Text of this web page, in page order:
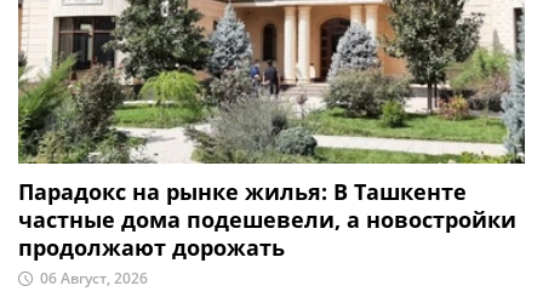
Парадокс на рынке жилья: В Ташкенте
частные дома подешевели, а новостройки
продолжают дорожать
06 Август, 2026